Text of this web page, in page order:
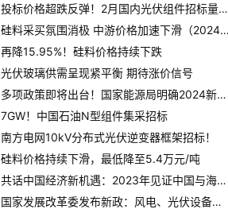
投标价格超跌反弹！2月国内光伏组件招标量下
滑35.5%
硅料采买氛围消极 中游价格加速下滑（2024.
3.28）
再降15.95%！硅料价格持续下跌
光伏玻璃供需呈现紧平衡 期待涨价信号
多项政策即将出台！国家能源局明确2024新能
源工作重点
7GW！中国石油N型组件集采招标
南方电网10kV分布式光伏逆变器框架招标！
硅料价格持续下滑，最低降至5.4万元/吨
共话中国经济新机遇：2023年见证中国与海合
会国家合作热度持续升温
国家发展改革委发布新政：风电、光伏设备回